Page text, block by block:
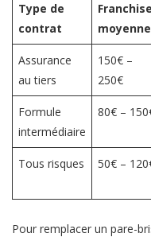
Type de
contrat
Franchise
moyenne
Assurance
au tiers
150€ –
250€
Formule
intermédiaire
80€ –
Tous risques 50€ –
Pour remplacer un pare-